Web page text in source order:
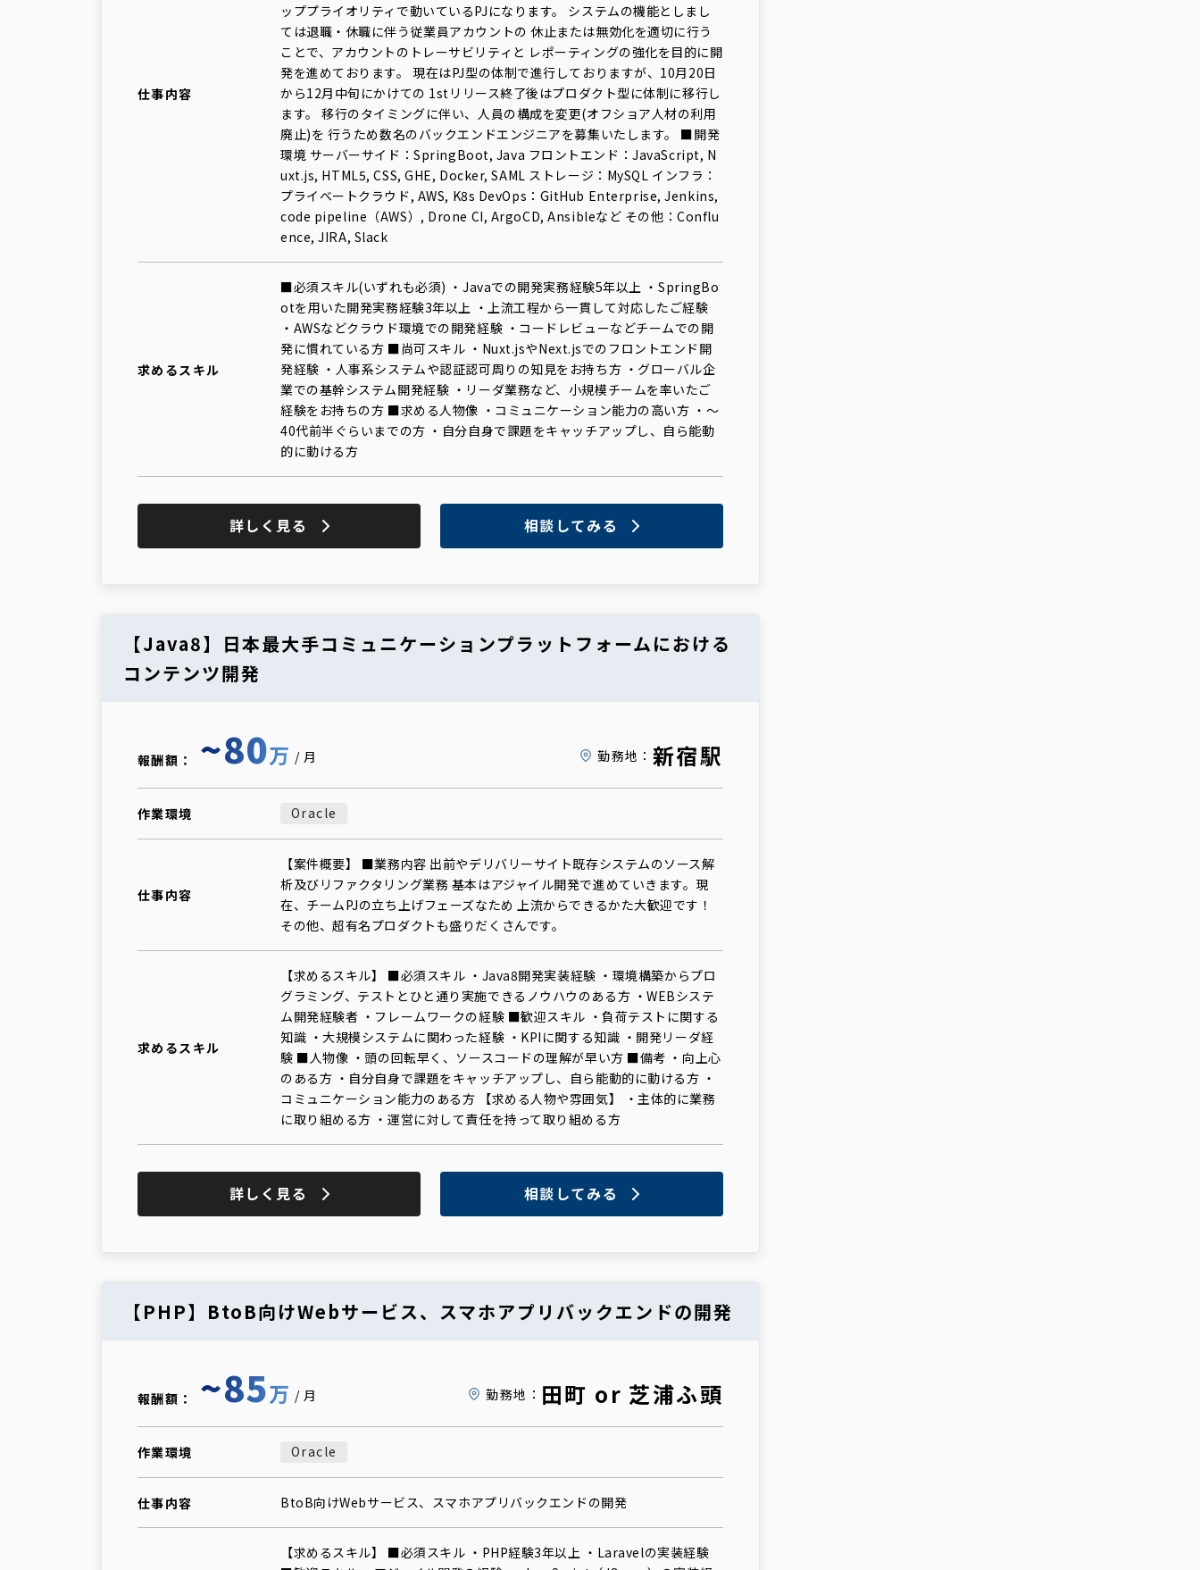
仕事内容
ッププライオリティで動いているPJになります。 システムの機能としまし
ては退職・休職に伴う従業員アカウントの 休止または無効化を適切に行う
ことで、アカウントのトレーサビリティと レポーティングの強化を目的に開
発を進めております。 現在はPJ型の体制で進行しておりますが、10月20日
から12月中旬にかけての 1stリリース終了後はプロダクト型に体制に移行し
ます。 移行のタイミングに伴い、人員の構成を変更(オフショア人材の利用
廃止)を 行うため数名のバックエンドエンジニアを募集いたします。 ■開発
環境 サーバーサイド：SpringBoot, Java フロントエンド：JavaScript, N
uxt.js, HTML5, CSS, GHE, Docker, SAML ストレージ：MySQL インフラ：
プライベートクラウド, AWS, K8s DevOps：GitHub Enterprise, Jenkins,
code pipeline（AWS）, Drone CI, ArgoCD, Ansibleなど その他：Conflu
ence, JIRA, Slack
求めるスキル
■必須スキル(いずれも必須) ・Javaでの開発実務経験5年以上 ・SpringBo
otを用いた開発実務経験3年以上 ・上流工程から一貫して対応したご経験
・AWSなどクラウド環境での開発経験 ・コードレビューなどチームでの開
発に慣れている方 ■尚可スキル ・Nuxt.jsやNext.jsでのフロントエンド開
発経験 ・人事系システムや認証認可周りの知見をお持ち方 ・グローバル企
業での基幹システム開発経験 ・リーダ業務など、小規模チームを率いたご
経験をお持ちの方 ■求める人物像 ・コミュニケーション能力の高い方 ・～
40代前半ぐらいまでの方 ・自分自身で課題をキャッチアップし、自ら能動
的に動ける方
詳しく見る 相談してみる
【Java8】日本最大手コミュニケーションプラットフォームにおける
コンテンツ開発
報酬額： ~80万 /月 勤務地： 新宿駅
作業環境 Oracle
仕事内容
【案件概要】 ■業務内容 出前やデリバリーサイト既存システムのソース解
析及びリファクタリング業務 基本はアジャイル開発で進めていきます。現
在、チームPJの立ち上げフェーズなため 上流からできるかた大歓迎です！
その他、超有名プロダクトも盛りだくさんです。
求めるスキル
【求めるスキル】 ■必須スキル ・Java8開発実装経験 ・環境構築からプロ
グラミング、テストとひと通り実施できるノウハウのある方 ・WEBシステ
ム開発経験者 ・フレームワークの経験 ■歓迎スキル ・負荷テストに関する
知識 ・大規模システムに関わった経験 ・KPIに関する知識 ・開発リーダ経
験 ■人物像 ・頭の回転早く、ソースコードの理解が早い方 ■備考 ・向上心
のある方 ・自分自身で課題をキャッチアップし、自ら能動的に動ける方 ・
コミュニケーション能力のある方 【求める人物や雰囲気】 ・主体的に業務
に取り組める方 ・運営に対して責任を持って取り組める方
詳しく見る 相談してみる
【PHP】BtoB向けWebサービス、スマホアプリバックエンドの開発
報酬額： ~85万 /月 勤務地： 田町 or 芝浦ふ頭
作業環境 Oracle
仕事内容 BtoB向けWebサービス、スマホアプリバックエンドの開発
【求めるスキル】 ■必須スキル ・PHP経験3年以上 ・Laravelの実装経験